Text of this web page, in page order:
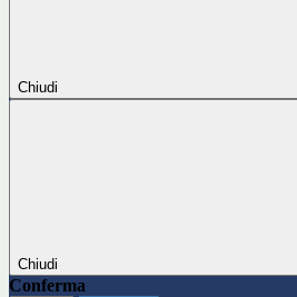
Chiudi
Chiudi
Conferma